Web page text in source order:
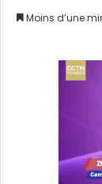
Moins d’une